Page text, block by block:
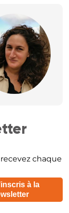
chaque